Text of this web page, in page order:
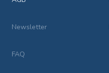
Newsletter
FAQ